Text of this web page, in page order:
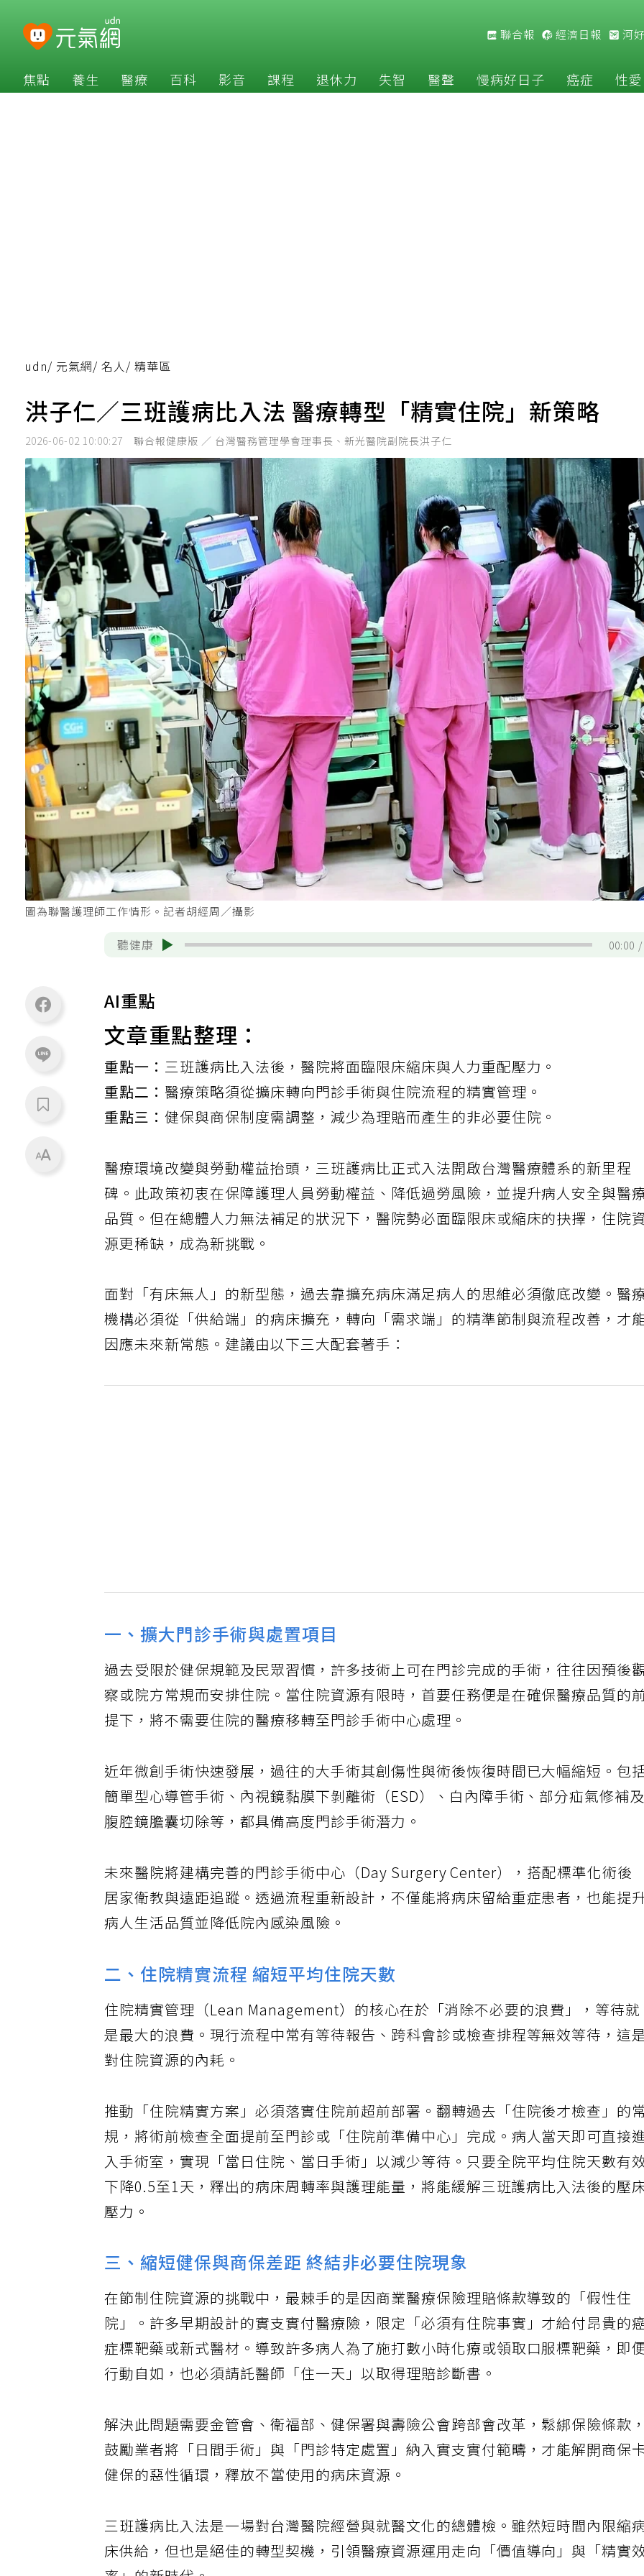
聯合報 經濟日報 河
焦點 養生 醫療 百科 影音 課程 退休力 失智 醫聲 慢病好日子 癌症 性愛
udn/ 元氣網/ 名人/ 精華區
洪子仁／三班護病比入法 醫療轉型「精實住院」新策略
2026-06-02 10:00:27 聯合報健康版 ／ 台灣醫務管理學會理事長、新光醫院副院長洪子仁
圖為聯醫護理師工作情形。記者胡經周／攝影
聽健康 00:00
AI重點
文章重點整理：
重點一： 三班護病比入法後，醫院將面臨限床縮床與人力重配壓力。
重點二： 醫療策略須從擴床轉向門診手術與住院流程的精實管理。
重點三：健保與商保制度需調整，減少為理賠而產生的非必要住院。
醫療環境改變與勞動權益抬頭，三班護病比正式入法開啟台灣醫療體系的新里程
碑。此政策初衷在保障護理人員勞動權益、降低過勞風險，並提升病人安全與醫
品質。但在總體人力無法補足的狀況下，醫院勢必面臨限床或縮床的抉擇，住院
源更稀缺，成為新挑戰。
面對「有床無人」的新型態，過去靠擴充病床滿足病人的思維必須徹底改變。醫
機構必須從「供給端」的病床擴充，轉向「需求端」的精準節制與流程改善，才
因應未來新常態。建議由以下三大配套著手：
一、擴大門診手術與處置項目
過去受限於健保規範及民眾習慣，許多技術上可在門診完成的手術，往往因預後
察或院方常規而安排住院。當住院資源有限時，首要任務便是在確保醫療品質的
提下，將不需要住院的醫療移轉至門診手術中心處理。
近年微創手術快速發展，過往的大手術其創傷性與術後恢復時間已大幅縮短。包
簡單型心導管手術、內視鏡黏膜下剝離術（ESD）、白內障手術、部分疝氣修補
腹腔鏡膽囊切除等，都具備高度門診手術潛力。
未來醫院將建構完善的門診手術中心（Day Surgery Center），搭配標準化術後
居家衛教與遠距追蹤。透過流程重新設計，不僅能將病床留給重症患者，也能提
病人生活品質並降低院內感染風險。
二、住院精實流程 縮短平均住院天數
住院精實管理（Lean Management）的核心在於「消除不必要的浪費」，等待就
是最大的浪費。現行流程中常有等待報告、跨科會診或檢查排程等無效等待，這
對住院資源的內耗。
推動「住院精實方案」必須落實住院前超前部署。翻轉過去「住院後才檢查」的
規，將術前檢查全面提前至門診或「住院前準備中心」完成。病人當天即可直接
入手術室，實現「當日住院、當日手術」以減少等待。只要全院平均住院天數有
下降0.5至1天，釋出的病床周轉率與護理能量，將能緩解三班護病比入法後的壓
壓力。
三、縮短健保與商保差距 終結非必要住院現象
在節制住院資源的挑戰中，最棘手的是因商業醫療保險理賠條款導致的「假性住
院」。許多早期設計的實支實付醫療險，限定「必須有住院事實」才給付昂貴的
症標靶藥或新式醫材。導致許多病人為了施打數小時化療或領取口服標靶藥，即
行動自如，也必須請託醫師「住一天」以取得理賠診斷書。
解決此問題需要金管會、衛福部、健保署與壽險公會跨部會改革，鬆綁保險條款
鼓勵業者將「日間手術」與「門診特定處置」納入實支實付範疇，才能解開商保
健保的惡性循環，釋放不當使用的病床資源。
三班護病比入法是一場對台灣醫院經營與就醫文化的總體檢。雖然短時間內限縮
床供給，但也是絕佳的轉型契機，引領醫療資源運用走向「價值導向」與「精實